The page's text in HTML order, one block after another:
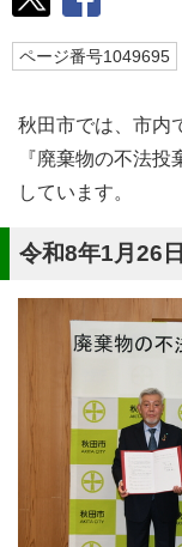
ページ番号1049695
秋田市では、市内
『廃棄物の不法
しています。
令和8年1月26